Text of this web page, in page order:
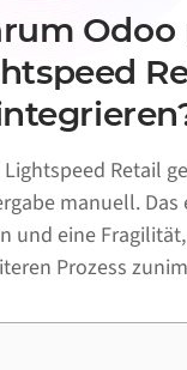
Retail
manuell. Das
und eine
Prozess